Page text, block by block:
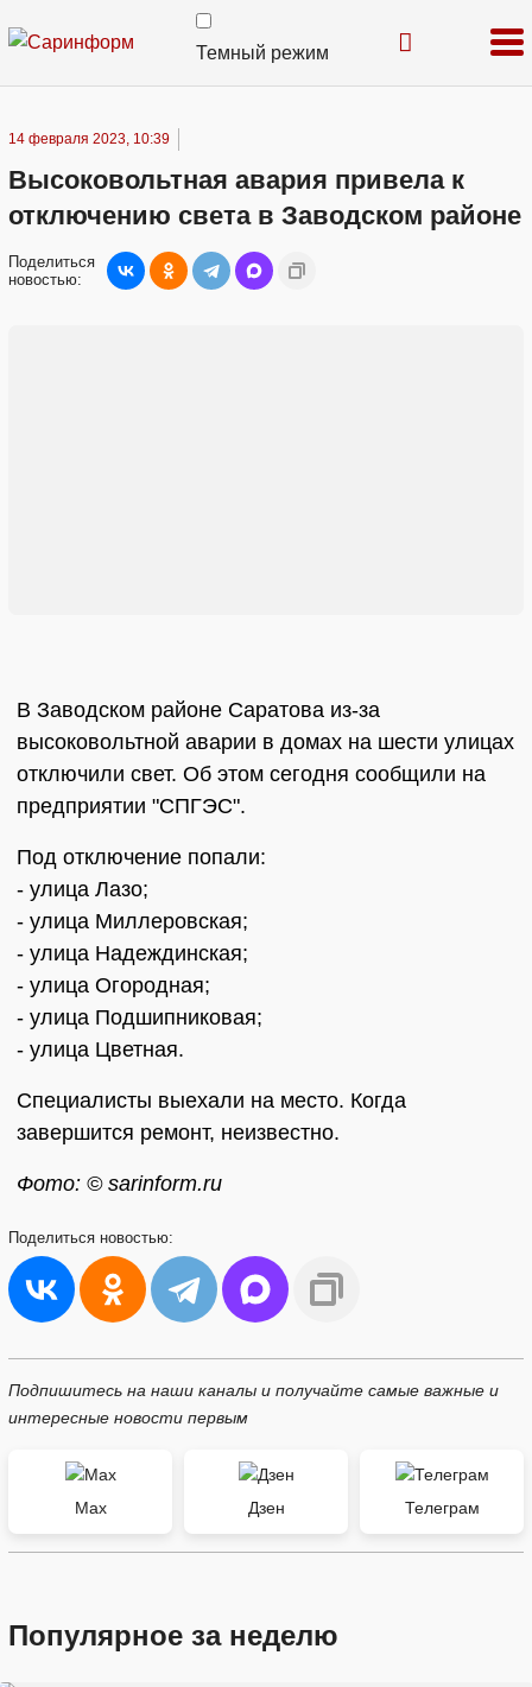
Темный режим
14 февраля 2023, 10:39
Высоковольтная авария привела к
отключению света в Заводском районе
Поделиться
новостью:
В Заводском районе Саратова из-за
высоковольтной аварии в домах на шести улицах
отключили свет. Об этом сегодня сообщили на
предприятии "СПГЭС".
Под отключение попали:
- улица Лазо;
- улица Миллеровская;
- улица Надеждинская;
- улица Огородная;
- улица Подшипниковая;
- улица Цветная.
Специалисты выехали на место. Когда
завершится ремонт, неизвестно.
Фото: © sarinform.ru
Поделиться новостью:
Подпишитесь на наши каналы и получайте самые важные и
интересные новости первым
Max Дзен Телеграм
Популярное за неделю